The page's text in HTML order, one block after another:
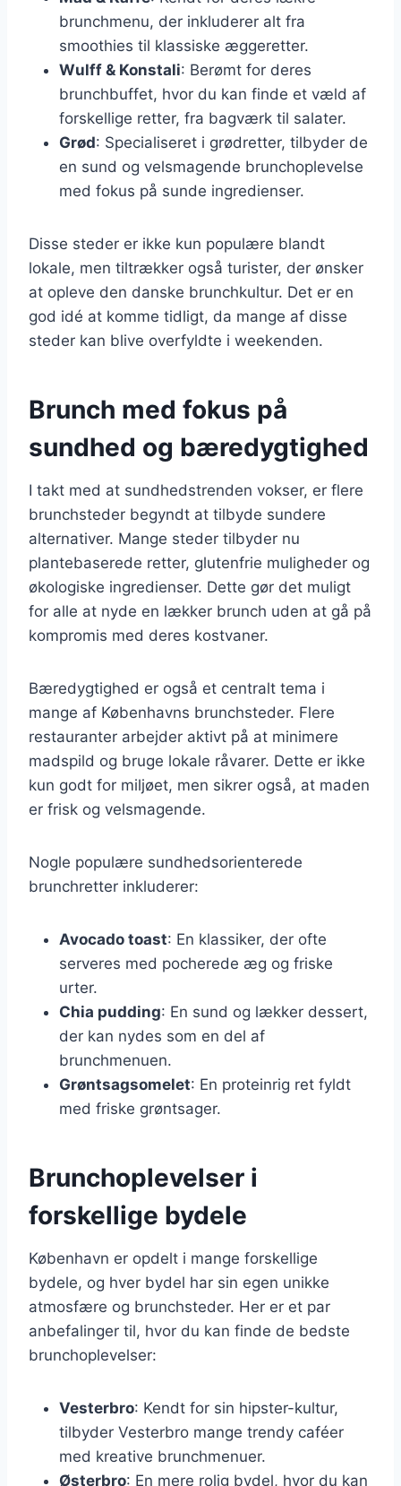
brunchmenu, der inkluderer alt fra
smoothies til klassiske æggeretter.
Wulff & Konstali: Berømt for deres
brunchbuffet, hvor du kan finde et væld af
forskellige retter, fra bagværk til salater.
Grød: Specialiseret i grødretter, tilbyder de
en sund og velsmagende brunchoplevelse
med fokus på sunde ingredienser.
Disse steder er ikke kun populære blandt
lokale, men tiltrækker også turister, der ønsker
at opleve den danske brunchkultur. Det er en
god idé at komme tidligt, da mange af disse
steder kan blive overfyldte i weekenden.
Brunch med fokus på
sundhed og bæredygtighed
I takt med at sundhedstrenden vokser, er flere
brunchsteder begyndt at tilbyde sundere
alternativer. Mange steder tilbyder nu
plantebaserede retter, glutenfrie muligheder og
økologiske ingredienser. Dette gør det muligt
for alle at nyde en lækker brunch uden at gå på
kompromis med deres kostvaner.
Bæredygtighed er også et centralt tema i
mange af Københavns brunchsteder. Flere
restauranter arbejder aktivt på at minimere
madspild og bruge lokale råvarer. Dette er ikke
kun godt for miljøet, men sikrer også, at maden
er frisk og velsmagende.
Nogle populære sundhedsorienterede
brunchretter inkluderer:
Avocado toast: En klassiker, der ofte
serveres med pocherede æg og friske
urter.
Chia pudding: En sund og lækker dessert,
der kan nydes som en del af
brunchmenuen.
Grøntsagsomelet: En proteinrig ret fyldt
med friske grøntsager.
Brunchoplevelser i
forskellige bydele
København er opdelt i mange forskellige
bydele, og hver bydel har sin egen unikke
atmosfære og brunchsteder. Her er et par
anbefalinger til, hvor du kan finde de bedste
brunchoplevelser:
Vesterbro: Kendt for sin hipster-kultur,
tilbyder Vesterbro mange trendy caféer
med kreative brunchmenuer.
Østerbro: En mere rolig bydel, hvor du kan